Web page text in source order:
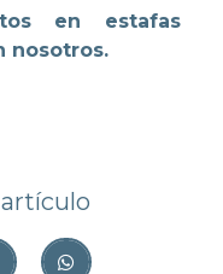
en estafas
nosotros.